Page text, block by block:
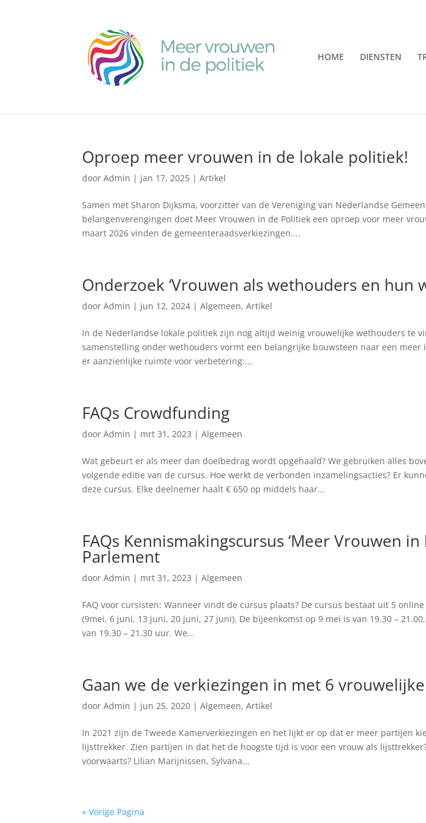
HOME DIENSTEN
Oproep meer vrouwen in de lokale politiek!
doorAdmin | jan 17, 2025 |Artikel
Samen met Sharon Dijksma, voorzitter van de Vereniging van Nederlandse
belangenverengingen doet Meer Vrouwen in de Politiek een oproep voor meer
maart 2026 vinden de gemeenteraadsverkiezingen....
Onderzoek ‘Vrouwen als wethouders en hun
doorAdmin | jun 12, 2024 |Algemeen,Artikel
In de Nederlandse lokale politiek zijn nog altijd weinig vrouwelijke wethouders te
samenstelling onder wethouders vormt een belangrijke bouwsteen naar een meer
er aanzienlijke ruimte voor verbetering:...
FAQs Crowdfunding
doorAdmin | mrt 31, 2023 |Algemeen
Wat gebeurt er als meer dan doelbedrag wordt opgehaald? We gebruiken alles
volgende editie van de cursus. Hoe werkt de verbonden inzamelingsacties? Er
deze cursus. Elke deelnemer haalt € 650 op middels haar...
FAQs Kennismakingscursus ‘Meer Vrouwen
Parlement
doorAdmin | mrt 31, 2023 |Algemeen
FAQ voor cursisten: Wanneer vindt de cursus plaats? De cursus bestaat uit 5
(9mei, 6 juni, 13 juni, 20 juni, 27 juni). De bijeenkomst op 9 mei is van 19.30 –
van 19.30 – 21.30 uur. We...
Gaan we de verkiezingen in met 6
doorAdmin | jun 25, 2020 |Algemeen,Artikel
In 2021 zijn de Tweede Kamerverkiezingen en het lijkt er op dat er meer partijen
lijsttrekker. Zien partijen in dat het de hoogste tijd is voor een vrouw als
voorwaarts? Lilian Marijnissen, Sylvana...
« Vorige Pagina